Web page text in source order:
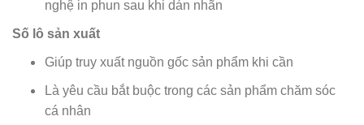
nghệ in phun sau khi dán nhãn
Số lô sản xuất
Giúp truy xuất nguồn gốc sản phẩm khi cần
Là yêu cầu bắt buộc trong các sản phẩm chăm sóc
cá nhân